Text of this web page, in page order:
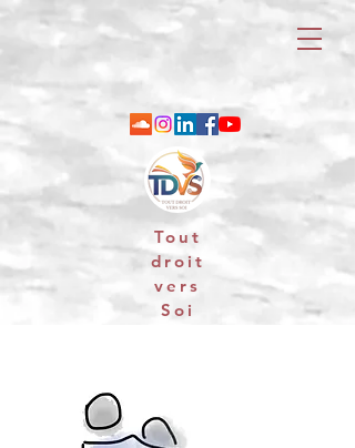
Tout
droit
vers
Soi